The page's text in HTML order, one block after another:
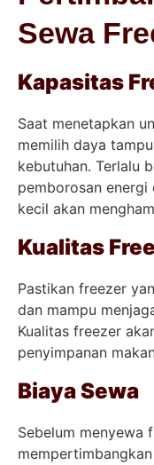
Sewa
Kapasitas
Saat menetapkan
memilih daya
kebutuhan. Terlalu
pemborosan energi
kecil akan
Kualitas
Pastikan freezer
dan mampu
Kualitas freezer
penyimpanan
Biaya Sewa
Sebelum menyewa